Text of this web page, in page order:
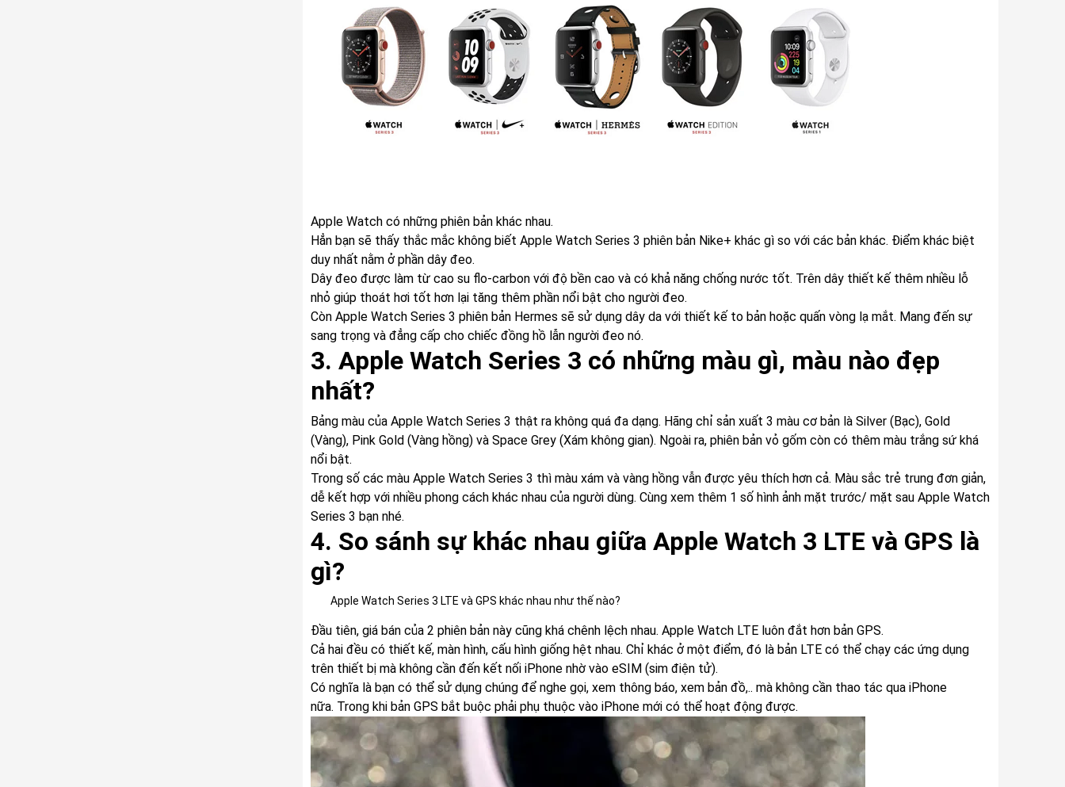
Apple Watch có những phiên bản khác nhau.
Hẳn bạn sẽ thấy thắc mắc không biết Apple Watch Series 3 phiên bản Nike+ khác gì so với các bản khác. Điểm khác biệt
duy nhất nằm ở phần dây đeo.
Dây đeo được làm từ cao su flo-carbon với độ bền cao và có khả năng chống nước tốt. Trên dây thiết kế thêm nhiều lỗ
nhỏ giúp thoát hơi tốt hơn lại tăng thêm phần nổi bật cho người đeo.
Còn Apple Watch Series 3 phiên bản Hermes sẽ sử dụng dây da với thiết kế to bản hoặc quấn vòng lạ mắt. Mang đến sự
sang trọng và đẳng cấp cho chiếc đồng hồ lẫn người đeo nó.
3. Apple Watch Series 3 có những màu gì, màu nào đẹp
nhất?
Bảng màu của Apple Watch Series 3 thật ra không quá đa dạng. Hãng chỉ sản xuất 3 màu cơ bản là Silver (Bạc), Gold
(Vàng), Pink Gold (Vàng hồng) và Space Grey (Xám không gian). Ngoài ra, phiên bản vỏ gốm còn có thêm màu trắng sứ khá
nổi bật.
Trong số các màu Apple Watch Series 3 thì màu xám và vàng hồng vẫn được yêu thích hơn cả. Màu sắc trẻ trung đơn giản,
dễ kết hợp với nhiều phong cách khác nhau của người dùng. Cùng xem thêm 1 số hình ảnh mặt trước/ mặt sau Apple Watch
Series 3 bạn nhé.
4. So sánh sự khác nhau giữa Apple Watch 3 LTE và GPS là
gì?
Apple Watch Series 3 LTE và GPS khác nhau như thế nào?
Đầu tiên, giá bán của 2 phiên bản này cũng khá chênh lệch nhau. Apple Watch LTE luôn đắt hơn bản GPS.
Cả hai đều có thiết kế, màn hình, cấu hình giống hệt nhau. Chỉ khác ở một điểm, đó là bản LTE có thể chạy các ứng dụng
trên thiết bị mà không cần đến kết nối iPhone nhờ vào eSIM (sim điện tử).
Có nghĩa là bạn có thể sử dụng chúng để nghe gọi, xem thông báo, xem bản đồ,.. mà không cần thao tác qua iPhone
nữa. Trong khi bản GPS bắt buộc phải phụ thuộc vào iPhone mới có thể hoạt động được.